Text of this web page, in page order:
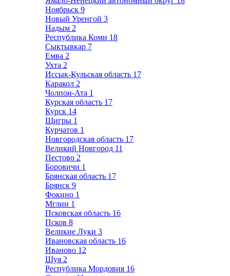
Ноябрьск 9
Новый Уренгой 3
Надым 2
Республика Коми 18
Сыктывкар 7
Емва 2
Ухта 2
Иссык-Кульская область 17
Каракол 2
Чолпон-Ата 1
Курская область 17
Курск 14
Щигры 1
Курчатов 1
Новгородская область 17
Великий Новгород 11
Пестово 2
Боровичи 1
Брянская область 17
Брянск 9
Фокино 1
Мглин 1
Псковская область 16
Псков 8
Великие Луки 3
Ивановская область 16
Иваново 12
Шуя 2
Республика Мордовия 16